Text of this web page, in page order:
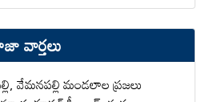
వార్తలు
వేమనపల్లి మండలాల ప్రజలు